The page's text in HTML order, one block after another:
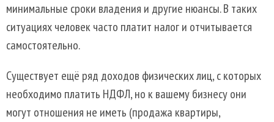
минимальные сроки владения и другие нюансы. В таких
ситуациях человек часто платит налог и отчитывается
самостоятельно.
Существует ещё ряд доходов физических лиц, с которых
необходимо платить НДФЛ, но к вашему бизнесу они
могут отношения не иметь (продажа квартиры,